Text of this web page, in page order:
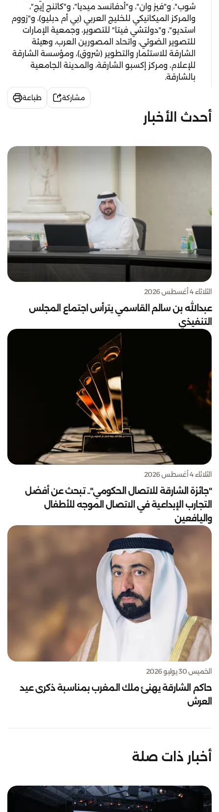
شوب"، و"فيز وان"، و"أدفانسد ميديا"، و"كاتنج إيج"،
والمركز الميكانيكي للخليج العربي (بي أم دبليو)، و"زووم
استديو"، و"دولتشي فيتا" للتصوير، وجمعية الإمارات
للتصوير الضوئي، واتحاد المصورين العرب، وهيئة
الشارقة للاستثمار والتطوير (شروق)، ومؤسسة الشارقة
للإعلام، ومركز إكسبو الشارقة، والمدينة الجامعية
بالشارقة.
مشاركة طباعة
أحدث الأخبار
الثلاثاء 4 أغسطس 2026
عبدالله بن سالم القاسمي يترأس اجتماع المجلس
التنفيذي
الثلاثاء 4 أغسطس 2026
"جائزة الشارقة للاتصال الحكومي".. تبحث عن أفضل
التجارب الإبداعية في الاتصال الموجه للأطفال
واليافعين
الخميس 30 يوليو 2026
حاكم الشارقة يهنئ ملك المغرب بمناسبة ذكرى عيد
العرش
أخبار ذات صلة